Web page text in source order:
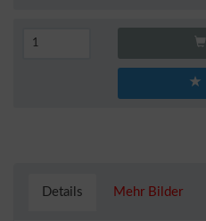
Details Mehr Bilder